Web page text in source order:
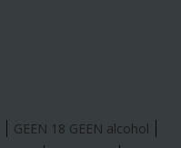
GEEN 18 GEEN alcohol